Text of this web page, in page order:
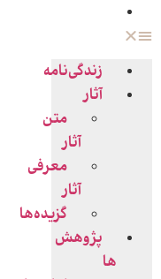
زندگی‌نامه
آثار
متن
آثار
معرفی
آثار
گزیده‌ها
پژوهش
ها